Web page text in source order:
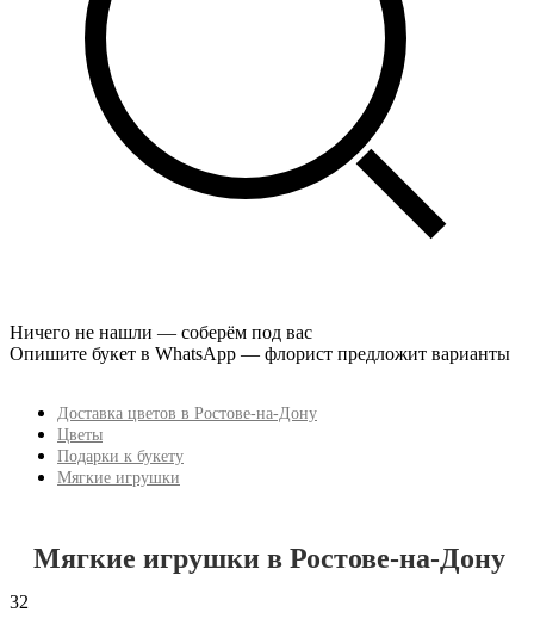
Ничего не нашли — соберём под вас
Опишите букет в WhatsApp — флорист предложит варианты
Доставка цветов в Ростове-на-Дону
Цветы
Подарки к букету
Мягкие игрушки
Мягкие игрушки в Ростове-на-Дону
32